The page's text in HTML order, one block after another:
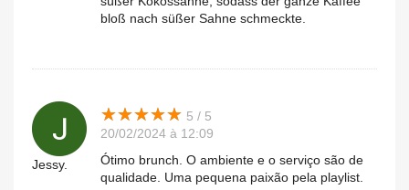
bloß nach süßer Sahne schmeckte.
Jessy.
★★★★★
★★★★★ 5 / 5
20/02/2024 à 12:09
Ótimo brunch. O ambiente e o serviço são de
qualidade. Uma pequena paixão pela playlist.